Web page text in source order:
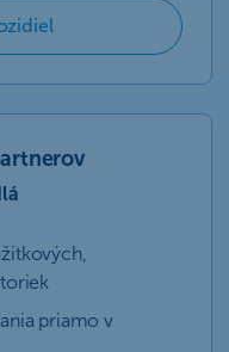
priamo v